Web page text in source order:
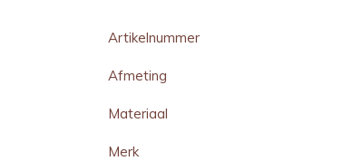
Artikelnummer
Afmeting
Materiaal
Merk